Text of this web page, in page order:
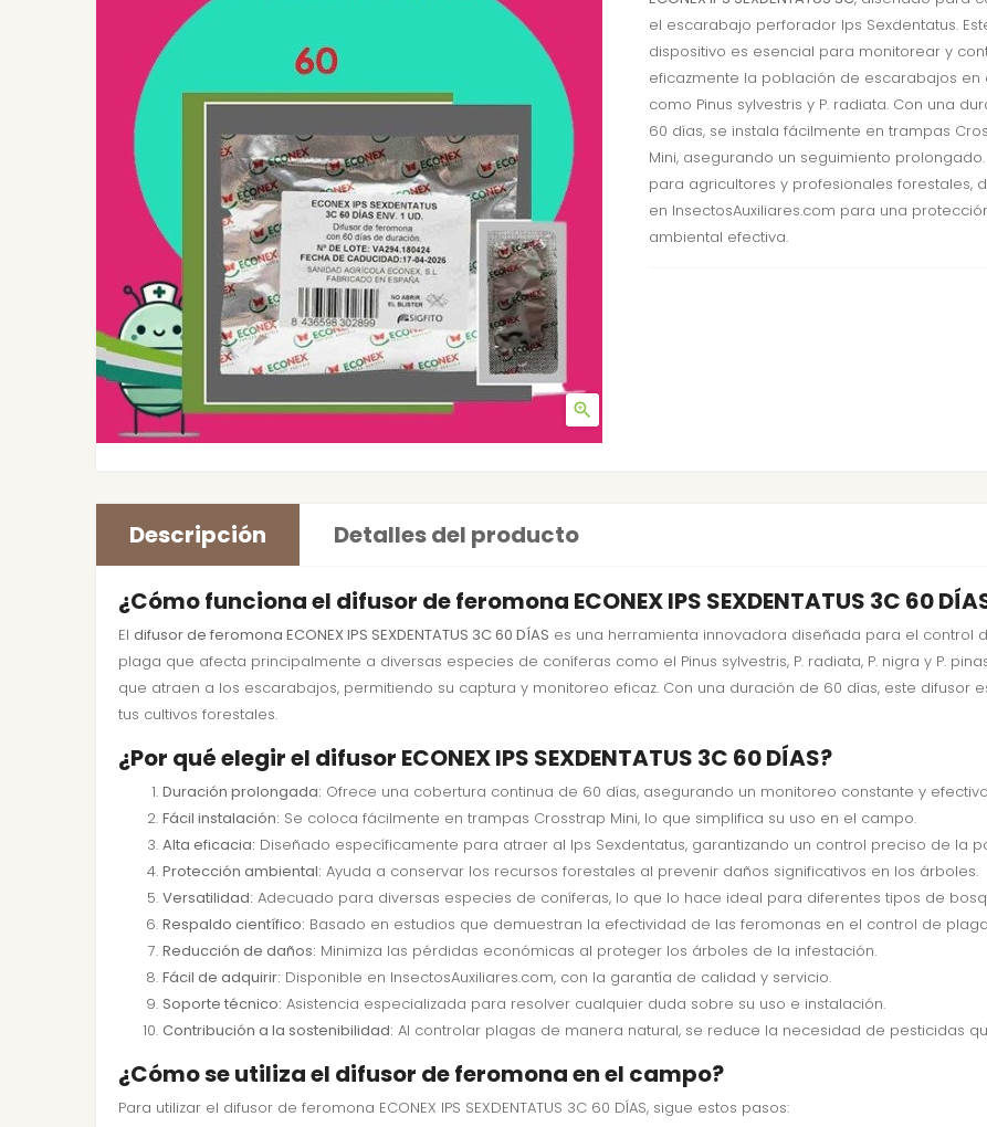

el escarabajo perforador Ips Sexdentatus.
dispositivo es esencial para monitorear y
eficazmente la población de escarabajos en
como Pinus sylvestris y P. radiata. Con una
60 días, se instala fácilmente en trampas
Mini, asegurando un seguimiento
para agricultores y profesionales forestales,
en InsectosAuxiliares.com para una
ambiental efectiva.
Descripción Detalles del producto
¿Cómo funciona el difusor de feromona ECONEX IPS SEXDENTATUS 3C 60
El difusor de feromona ECONEX IPS SEXDENTATUS 3C 60 DÍAS es una herramienta innovadora diseñada para el control
plaga que afecta principalmente a diversas especies de coníferas como el Pinus sylvestris, P. radiata, P. nigra y P.
que atraen a los escarabajos, permitiendo su captura y monitoreo eficaz. Con una duración de 60 días, este difusor
tus cultivos forestales.
¿Por qué elegir el difusor ECONEX IPS SEXDENTATUS 3C 60 DÍAS?
Duración prolongada: Ofrece una cobertura continua de 60 días, asegurando un monitoreo constante y
Fácil instalación: Se coloca fácilmente en trampas Crosstrap Mini, lo que simplifica su uso en el campo.
Alta eficacia: Diseñado específicamente para atraer al Ips Sexdentatus, garantizando un control preciso de la
Protección ambiental: Ayuda a conservar los recursos forestales al prevenir daños significativos en los árboles.
Versatilidad: Adecuado para diversas especies de coníferas, lo que lo hace ideal para diferentes tipos de
Respaldo científico: Basado en estudios que demuestran la efectividad de las feromonas en el control de
Reducción de daños: Minimiza las pérdidas económicas al proteger los árboles de la infestación.
Fácil de adquirir: Disponible en InsectosAuxiliares.com, con la garantía de calidad y servicio.
Soporte técnico: Asistencia especializada para resolver cualquier duda sobre su uso e instalación.
Contribución a la sostenibilidad: Al controlar plagas de manera natural, se reduce la necesidad de pesticidas
¿Cómo se utiliza el difusor de feromona en el campo?
Para utilizar el difusor de feromona ECONEX IPS SEXDENTATUS 3C 60 DÍAS, sigue estos pasos: